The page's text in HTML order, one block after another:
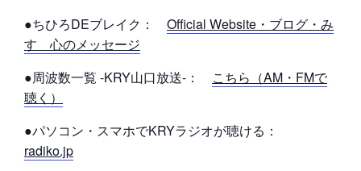
●ちひろDEブレイク： Official Website・ブログ・み
すゞ心のメッセージ
●周波数一覧 -KRY山口放送-： こちら（AM・FMで
聴く）
●パソコン・スマホでKRYラジオが聴ける：
radiko.jp